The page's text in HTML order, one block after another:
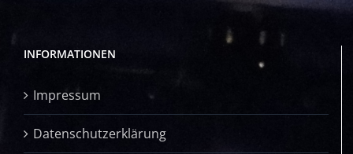
INFORMATIONEN
Impressum
Datenschutzerklärung